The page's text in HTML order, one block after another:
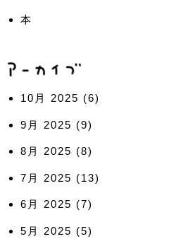
本
10月 2025 (6)
9月 2025 (9)
8月 2025 (8)
7月 2025 (13)
6月 2025 (7)
5月 2025 (5)